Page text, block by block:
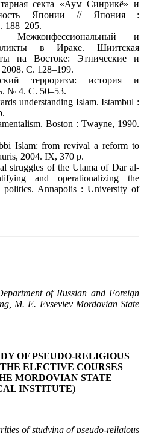
секта «Аум Синрикё» и
Японии // Япония :
188–205.
и
в Ираке. Шиитская
на Востоке: Этнические и
С. 128–199.
терроризм: история и
№ 4. С. 50–53.
understanding Islam. Istambul :
Boston : Twayne, 1990.
Islam: from revival a reform to
2004. IX, 370 p.
struggles of the Ulama of Dar al-
and operationalizing the
politics. Annapolis : University of
of Russian and Foreign
M. E. Evseviev Mordovian State
OF PSEUDO-RELIGIOUS
ELECTIVE COURSES
MORDOVIAN STATE
INSTITUTE)
of studying of pseudo-religious